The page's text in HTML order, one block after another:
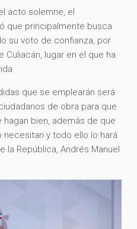
acto solemne, el
que principalmente busca
su voto de confianza, por
lugar en el que ha
que se emplearán será
de obra para que
bien, además de que
necesitan y todo ello lo hará
la República, Andrés Manuel